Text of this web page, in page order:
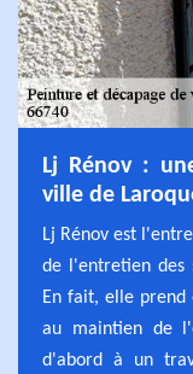
Lj Rénov :
ville de
Lj Rénov est
de l'entretien des
En fait, elle prend
au maintien de
d'abord à un